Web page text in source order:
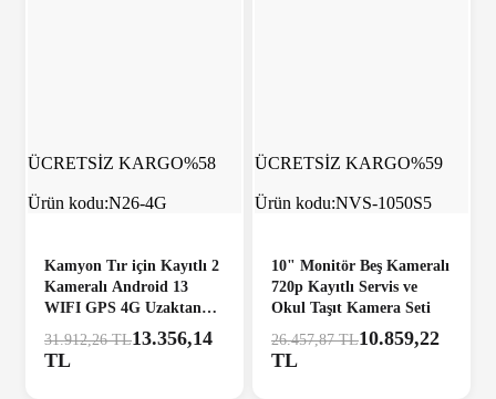
ÜCRETSİZ KARGO%58
Ürün kodu:N26-4G
Kamyon Tır için Kayıtlı 2
Kameralı Android 13
WIFI GPS 4G Uzaktan
izlemeli 4 GB + 64 GB
Carplay 512 GB Destekli
Tak Kullan Kamera Seti
31.912,26 TL13.356,14
TL
ÜCRETSİZ KARGO%59
Ürün kodu:NVS-1050S5
10" Monitör Beş Kameralı
720p Kayıtlı Servis ve
Okul Taşıt Kamera Seti
26.457,87 TL10.859,22
TL